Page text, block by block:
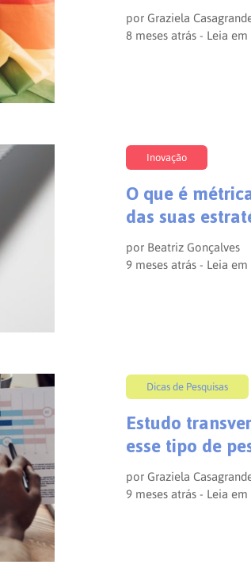
por Graziela
8 meses atrás - Leia em
Inovação
O que é
das suas
por Beatriz Gonçalves
9 meses atrás - Leia em
Dicas de Pesquisas
Estudo
esse tipo de
por Graziela
9 meses atrás - Leia em